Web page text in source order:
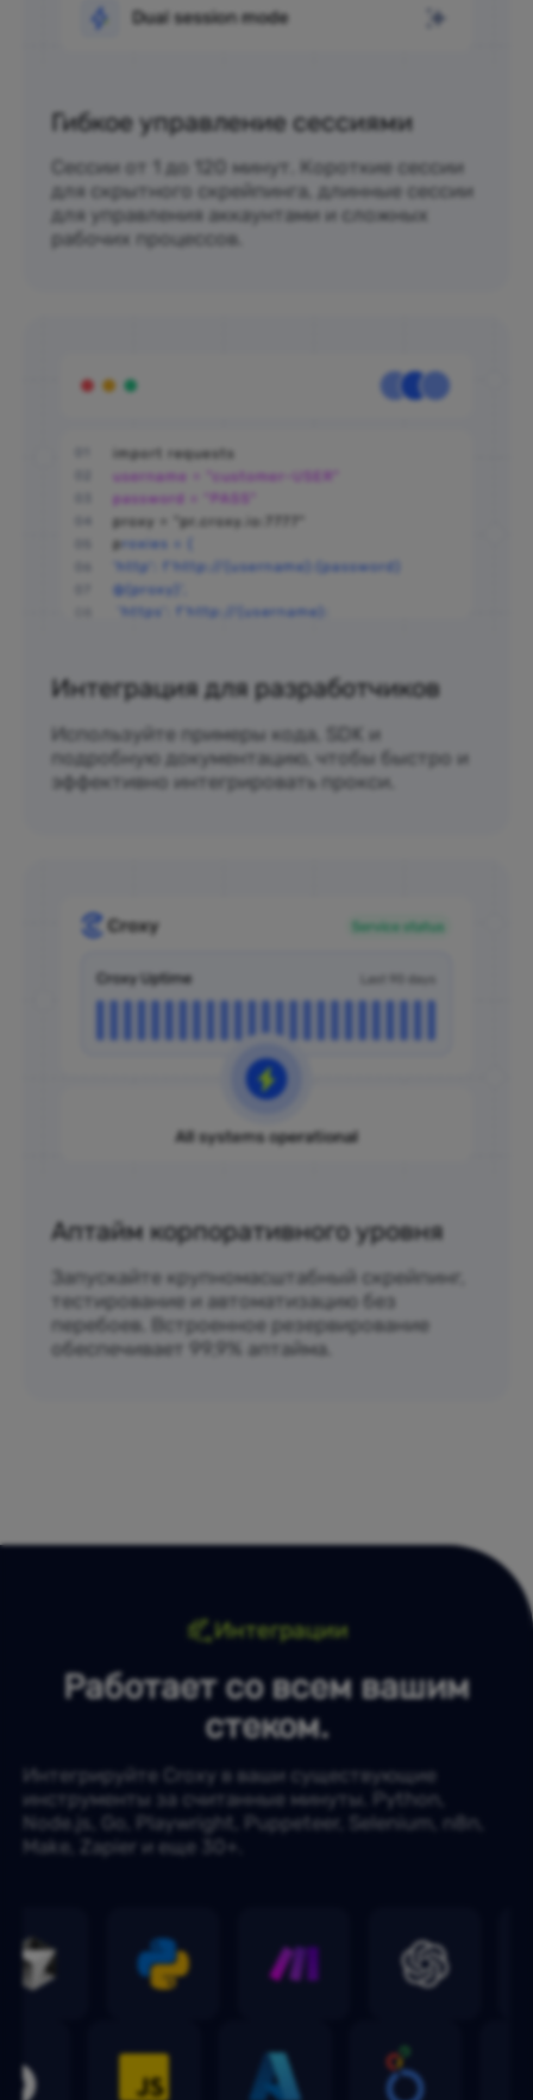
Гибкое управление сессиями
Сессии от 1 до 120 минут. Короткие сессии
для скрытного скрейпинга, длинные сессии
для управления аккаунтами и сложных
рабочих процессов.
Интеграция для разработчиков
Используйте примеры кода, SDK и
подробную документацию, чтобы быстро и
эффективно интегрировать прокси.
Аптайм корпоративного уровня
Запускайте крупномасштабный скрейпинг,
тестирование и автоматизацию без
перебоев. Встроенное резервирование
обеспечивает 99,9% аптайма.
Интеграции
Работает со всем вашим
стеком.
Интегрируйте Croxy в ваши существующие
инструменты за считанные минуты. Python,
Node.js, Go, Playwright, Puppeteer, Selenium, n8n,
Make, Zapier и еще 30+.